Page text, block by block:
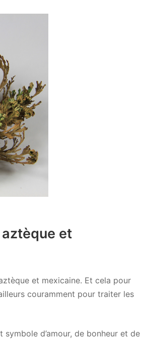
et
et mexicaine. Et cela pour
couramment pour traiter les
d’amour, de bonheur et de